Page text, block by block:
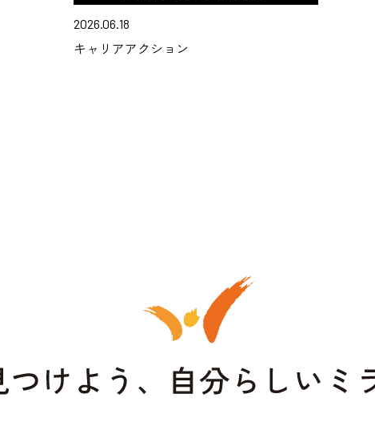
2026.06.18
キャリアアクション